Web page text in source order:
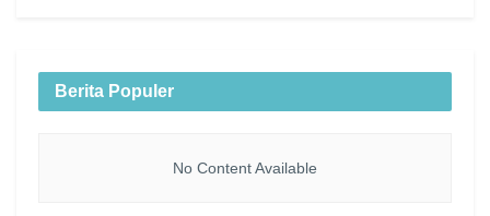
Berita Populer
No Content Available